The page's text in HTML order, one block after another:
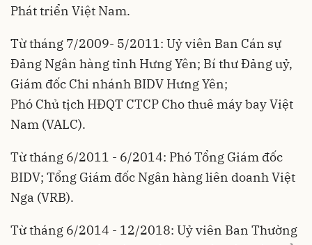
Phát triển Việt Nam.
Từ tháng 7/2009- 5/2011: Uỷ viên Ban Cán sự
Đảng Ngân hàng tỉnh Hưng Yên; Bí thư Đảng uỷ,
Giám đốc Chi nhánh BIDV Hưng Yên;
Phó Chủ tịch HĐQT CTCP Cho thuê máy bay Việt
Nam (VALC).
Từ tháng 6/2011 - 6/2014: Phó Tổng Giám đốc
BIDV; Tổng Giám đốc Ngân hàng liên doanh Việt
Nga (VRB).
Từ tháng 6/2014 - 12/2018: Uỷ viên Ban Thường